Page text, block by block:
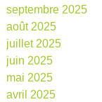
septembre 2025
août 2025
juillet 2025
juin 2025
mai 2025
avril 2025